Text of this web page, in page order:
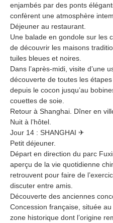
enjambés par des ponts
confèrent une atmosphère
Déjeuner au restaurant.
Une balade en gondole sur les
de découvrir les maisons
tuiles bleues et noires.
Dans l’après-midi, visite d’une
découverte de toutes les
depuis le cocon jusqu’au
couettes de soie.
Retour à Shanghai. Dîner en
Nuit à l’hôtel.
Jour 14 : SHANGHAI ✈
Petit déjeuner.
Départ en direction du parc
aperçu de la vie quotidienne
retrouvent pour faire de
discuter entre amis.
Découverte des anciennes
Concession française, située
zone historique dont l’origine